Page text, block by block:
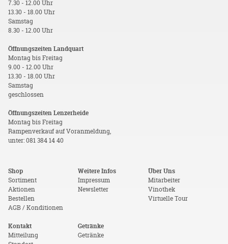
7.30 - 12.00 Uhr
13.30 - 18.00 Uhr
Samstag
8.30 - 12.00 Uhr
Öffnungszeiten Landquart
Montag bis Freitag
9.00 - 12.00 Uhr
13.30 - 18.00 Uhr
Samstag
geschlossen
Öffnungszeiten Lenzerheide
Montag bis Freitag
Rampenverkauf auf Voranmeldung,
unter: 081 384 14 40
Shop
Sortiment
Aktionen
Bestellen
AGB / Konditionen
Weitere Infos
Impressum
Newsletter
Über Uns
Mitarbeiter
Vinothek
Virtuelle Tour
Kontakt
Mitteilung
Getränke
Getränke